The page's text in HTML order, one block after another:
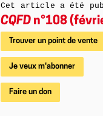
Cet article a été
CQFD n°108
Trouver un point de vente
Je veux m'abonner
Faire un don